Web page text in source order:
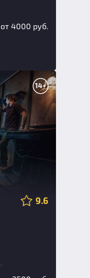
от 4000 руб.
14+
9.6